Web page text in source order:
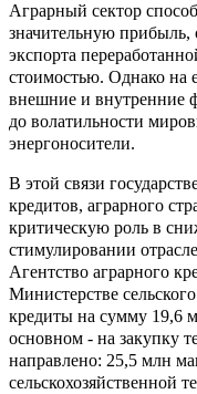
Аграрный сектор
значительную прибыль,
экспорта
стоимостью. Однако на
внешние и внутренние
до волатильности
энергоносители.
В этой связи
кредитов, аграрного
критическую роль в
стимулировании
Агентство аграрного
Министерстве
кредиты на сумму 19,6
основном - на закупку
направлено: 25,5 млн
сельскохозяйственной